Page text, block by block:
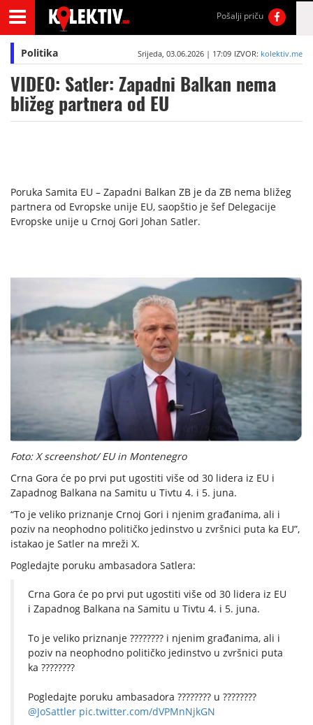
Pošalji priču
Politika Srijeda, 03.06.2026 | 17:09 IZVOR: kolektiv.me
VIDEO: Satler: Zapadni Balkan nema
bližeg partnera od EU
Poruka Samita EU – Zapadni Balkan ZB je da ZB nema bližeg
partnera od Evropske unije EU, saopštio je šef Delegacije
Evropske unije u Crnoj Gori Johan Satler.
Foto: X screenshot/ EU in Montenegro
Crna Gora će po prvi put ugostiti više od 30 lidera iz EU i
Zapadnog Balkana na Samitu u Tivtu 4. i 5. juna.
“To je veliko priznanje Crnoj Gori i njenim građanima, ali i
poziv na neophodno političko jedinstvo u zvršnici puta ka EU”,
istakao je Satler na mreži X.
Pogledajte poruku ambasadora Satlera:
Crna Gora će po prvi put ugostiti više od 30 lidera iz EU
i Zapadnog Balkana na Samitu u Tivtu 4. i 5. juna.
To je veliko priznanje ???????? i njenim građanima, ali i
poziv na neophodno političko jedinstvo u zvršnici puta
ka ????????
Pogledajte poruku ambasadora ???????? u ????????
@JoSattler pic.twitter.com/dVPMnNjkGN